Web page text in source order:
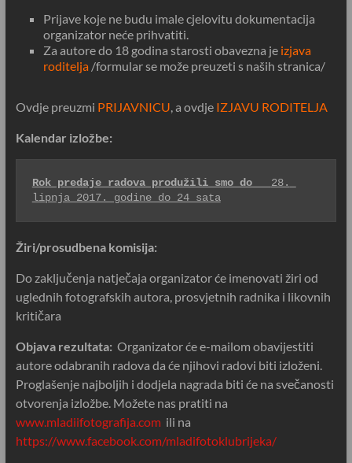
Prijave koje ne budu imale cjelovitu dokumentacija
organizator neće prihvatiti.
Za autore do 18 godina starosti obavezna je izjava
roditelja/formular se može preuzeti s naših stranica/
Ovdje preuzmi PRIJAVNICU, a ovdje IZJAVU RODITELJA
Kalendar izložbe:
Rok predaje radova produžili smo do 28.
lipnja 2017. godine do 24 sata
Žiri/prosudbena komisija:
Do zaključenja natječaja organizator će imenovati žiri od
uglednih fotografskih autora, prosvjetnih radnika i likovnih
kritičara
Objava rezultata: Organizator će e-mailom obavijestiti
autore odabranih radova da će njihovi radovi biti izloženi.
Proglašenje najboljih i dodjela nagrada biti će na svečanosti
otvorenja izložbe. Možete nas pratiti na
www.mladiifotografija.comili na
https://www.facebook.com/mladifotoklubrijeka/